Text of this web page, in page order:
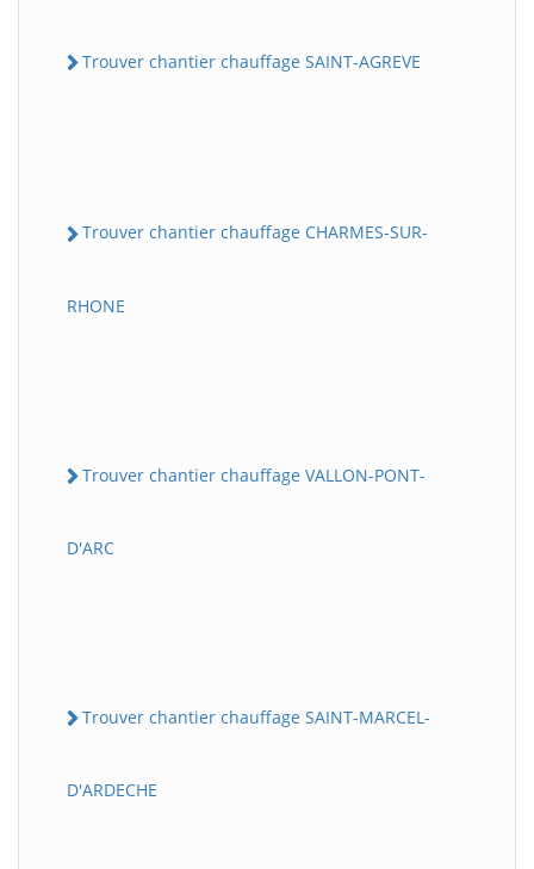
Trouver chantier chauffage SAINT-AGREVE
Trouver chantier chauffage CHARMES-SUR-
RHONE
Trouver chantier chauffage VALLON-PONT-
D'ARC
Trouver chantier chauffage SAINT-MARCEL-
D'ARDECHE